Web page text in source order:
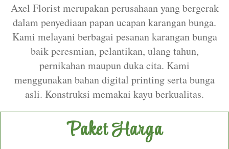
Axel Florist merupakan perusahaan yang bergerak
dalam penyediaan papan ucapan karangan bunga.
Kami melayani berbagai pesanan karangan bunga
baik peresmian, pelantikan, ulang tahun,
pernikahan maupun duka cita. Kami
menggunakan bahan digital printing serta bunga
asli. Konstruksi memakai kayu berkualitas.
Paket Harga